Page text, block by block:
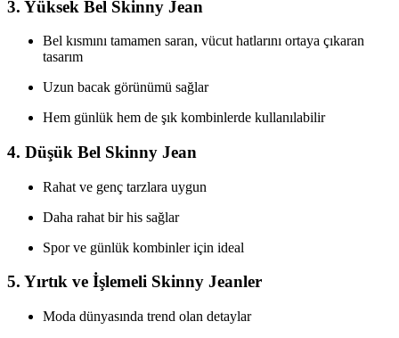
3. Yüksek Bel Skinny Jean
Bel kısmını tamamen saran, vücut hatlarını ortaya çıkaran
tasarım
Uzun bacak görünümü sağlar
Hem günlük hem de şık kombinlerde kullanılabilir
4. Düşük Bel Skinny Jean
Rahat ve genç tarzlara uygun
Daha rahat bir his sağlar
Spor ve günlük kombinler için ideal
5. Yırtık ve İşlemeli Skinny Jeanler
Moda dünyasında trend olan detaylar